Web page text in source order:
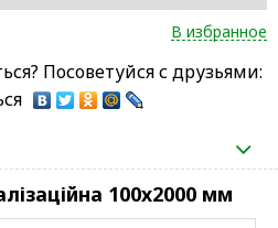
В избранное
Посоветуйся с друзьями:
100х2000 мм